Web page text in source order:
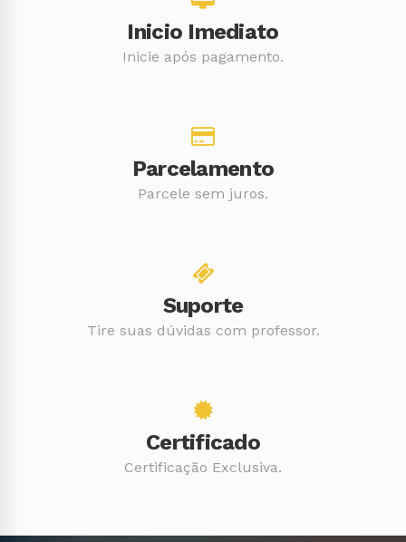
Inicio Imediato
Inicie após pagamento.
Parcelamento
Parcele sem juros.
Suporte
Tire suas dúvidas com professor.
Certificado
Certificação Exclusiva.